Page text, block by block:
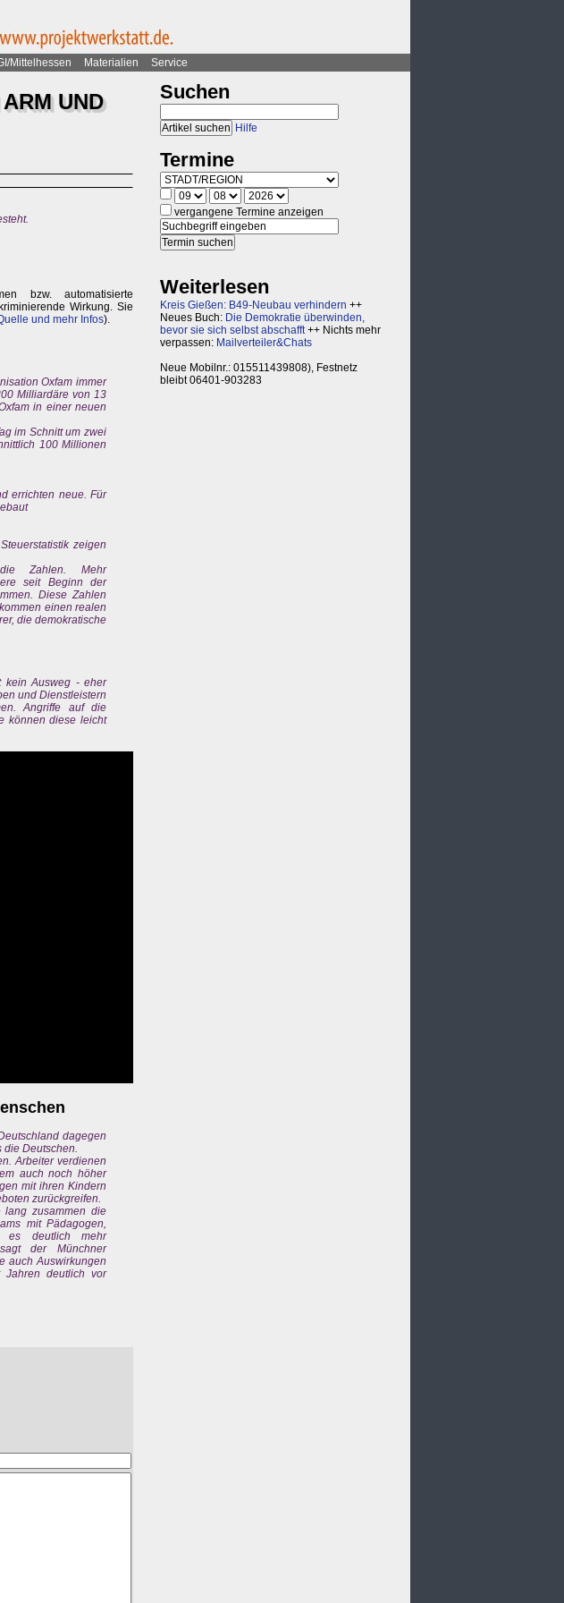
Mittelhessen Materialien Service
UND
bzw. automatisierte
Wirkung. Sie
und mehr Infos).
Oxfam immer
Milliardäre von 13
in einer neuen
im Schnitt um zwei
100 Millionen
errichten neue. Für
zeigen
Zahlen. Mehr
seit Beginn der
Diese Zahlen
einen realen
die demokratische
kein Ausweg - eher
und Dienstleistern
Angriffe auf die
können diese leicht
dagegen
die Deutschen.
Arbeiter verdienen
auch noch höher
mit ihren Kindern
zurückgreifen.
lang zusammen die
mit Pädagogen,
es deutlich mehr
der Münchner
auch Auswirkungen
Jahren deutlich vor
Suchen
Hilfe
Termine
vergangene Termine anzeigen
Weiterlesen
Kreis Gießen: B49-Neubau verhindern ++
Neues Buch: Die Demokratie überwinden,
bevor sie sich selbst abschafft++ Nichts mehr
verpassen: Mailverteiler&Chats
Neue Mobilnr.: 015511439808), Festnetz
bleibt 06401-903283